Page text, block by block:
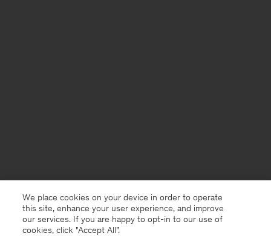
We place cookies on your device in order to operate
this site, enhance your user experience, and improve
our services. If you are happy to opt-in to our use of
cookies, click "Accept All”.